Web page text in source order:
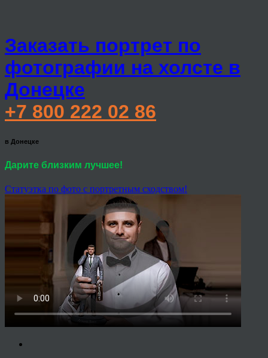
Заказать портрет по
фотографии на холсте в
Донецке
+7 800 222 02 86
в Донецке
Дарите близким лучшее!
Статуэтка по фото с портретным сходством!